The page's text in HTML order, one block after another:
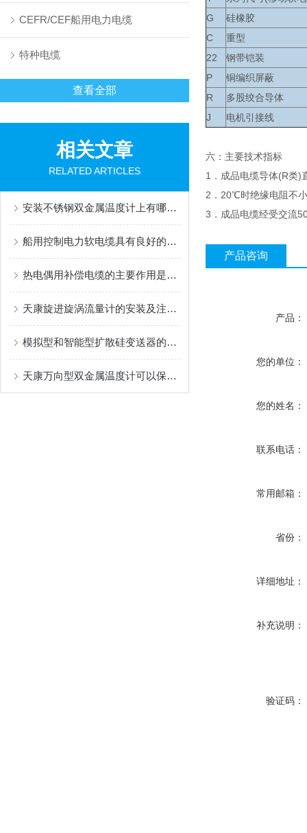
CEFR/CEF船用电力电缆
特种电缆
查看全部
相关文章
RELATED ARTICLES
安装不锈钢双金属温度计上有哪些要求
船用控制电力软电缆具有良好的电气性能
热电偶用补偿电缆的主要作用是什么？
天康旋进旋涡流量计的安装及注意事项
模拟型和智能型扩散硅变送器的特点分别是什么
天康万向型双金属温度计可以保证实验的准确性
G
硅橡胶
C
重型
22
钢带铠装
P
铜编织屏蔽
R
多股绞合导体
J
电机引接线
六：主要技术指标
1．成品电缆导体(R类)
2．20℃时绝缘电阻不
3．成品电缆经受交流
产品咨询
产品：
您的单位：
您的姓名：
联系电话：
常用邮箱：
省份：
详细地址：
补充说明：
验证码：